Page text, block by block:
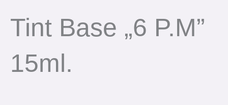
Tint Base „6 P.m”
15ml.